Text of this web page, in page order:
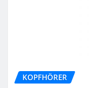
KOPFHÖRER